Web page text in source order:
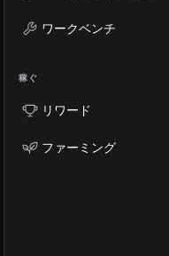
ワークベンチ
稼ぐ
リワード
ファーミング